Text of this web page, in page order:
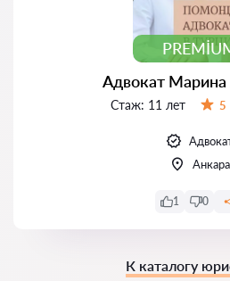
Адвокат
Стаж: 11 лет 5
Анкара
1 0
К каталогу